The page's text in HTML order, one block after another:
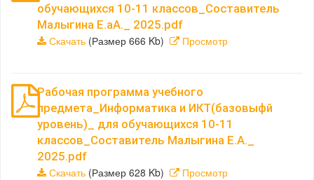
обучающихся 10-11 классов_Составитель
Малыгина Е.аА._ 2025.pdf
Скачать (Размер 666 Kb) Просмотр
Рабочая программа учебного
предмета_Информатика и ИКТ(базовыфй
уровень)_ для обучающихся 10-11
классов_Составитель Малыгина Е.А._
2025.pdf
Скачать (Размер 628 Kb) Просмотр